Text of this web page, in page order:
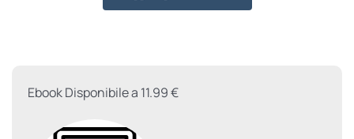
Ebook Disponibile a 11.99 €